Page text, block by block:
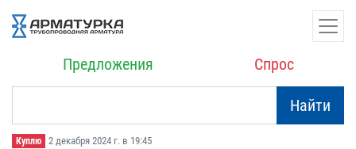
Предложения Спрос
Найти
Куплю 2 декабря 2024 г. в 19:45